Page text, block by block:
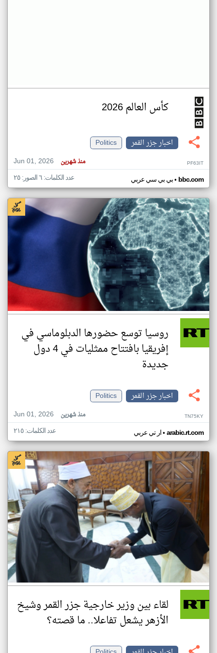
كأس العالم 2026
اخبار جزر القمر
Politics
Jun 01, 2026
منذ شهرين PF63IT
بي بي سي عربي• bbc.com عدد الكلمات: ٦ الصور: ٢٥
روسيا توسع حضورها الدبلوماسي في
إفريقيا بافتتاح ممثليات في 4 دول
جديدة
اخبار جزر القمر
Politics
Jun 01, 2026
منذ شهرين TN75KY
ار تي عربي• arabic.rt.com عدد الكلمات: ٢١٥
لقاء بين وزير خارجية جزر القمر وشيخ
الأزهر يشعل تفاعلا.. ما قصته؟